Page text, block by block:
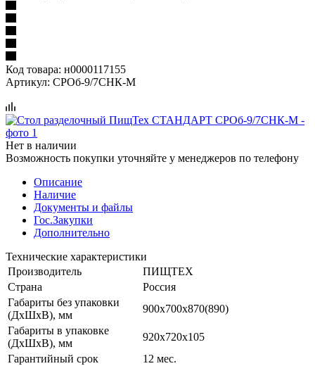
Код товара: н0000117155
Артикул: СРОб-9/7СНК-М
Нет в наличии
Возможность покупки уточняйте у менеджеров по телефону
Описание
Наличие
Документы и файлы
Гос.Закупки
Дополнительно
Технические характеристики
Производитель
ПИЩТЕХ
Страна
Россия
Габариты без упаковки
(ДхШхВ), мм
900х700х870(890)
Габариты в упаковке
(ДхШхВ), мм
920х720х105
Гарантийный срок
12 мес.